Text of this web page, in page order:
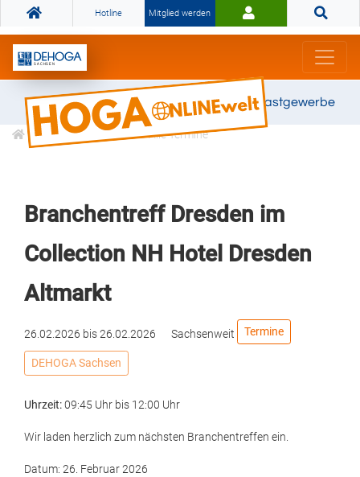
Hotline Mitglied werden
Gemeinsam stark für das Gastgewerbe
Veranstaltungen Alle Termine
Branchentreff Dresden im
Collection NH Hotel Dresden
Altmarkt
26.02.2026 bis26.02.2026 Sachsenweit Termine
DEHOGA Sachsen
Uhrzeit:09:45 Uhr bis 12:00 Uhr
Wir laden herzlich zum nächsten Branchentreffen ein.
Datum: 26. Februar 2026